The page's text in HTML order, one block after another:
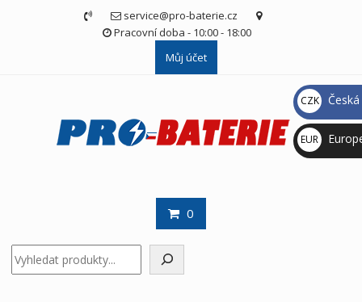
service@pro-baterie.cz
Pracovní doba - 10:00 - 18:00
Můj účet
0
CZK
Kč
EUR
€